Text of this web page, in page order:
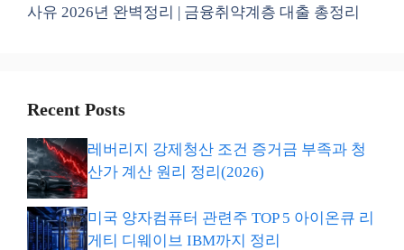
사유 2026년 완벽정리 | 금융취약계층 대출 총정리
Recent Posts
레버리지 강제청산 조건 증거금 부족과 청
산가 계산 원리 정리(2026)
미국 양자컴퓨터 관련주 TOP 5 아이온큐 리
게티 디웨이브 IBM까지 정리